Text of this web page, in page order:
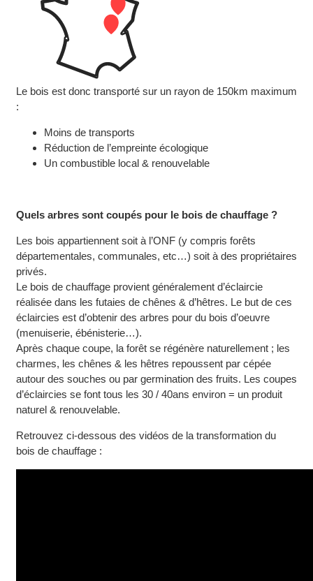
Le bois est donc transporté sur un rayon de 150km maximum
:
Moins de transports
Réduction de l’empreinte écologique
Un combustible local & renouvelable
Quels arbres sont coupés pour le bois de chauffage ?
Les bois appartiennent soit à l’ONF (y compris forêts
départementales, communales, etc…) soit à des propriétaires
privés.
Le bois de chauffage provient généralement d’éclaircie
réalisée dans les futaies de chênes & d’hêtres. Le but de ces
éclaircies est d’obtenir des arbres pour du bois d’oeuvre
(menuiserie, ébénisterie…).
Après chaque coupe, la forêt se régénère naturellement ; les
charmes, les chênes & les hêtres repoussent par cépée
autour des souches ou par germination des fruits. Les coupes
d’éclaircies se font tous les 30 / 40ans environ = un produit
naturel & renouvelable.
Retrouvez ci-dessous des vidéos de la transformation du
bois de chauffage :